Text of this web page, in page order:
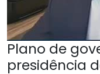
Plano de
presidência